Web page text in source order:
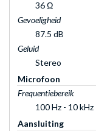
36 Ω
Gevoeligheid
87.5 dB
Geluid
Stereo
Microfoon
Frequentiebereik
100 Hz - 10 kHz
Aansluiting